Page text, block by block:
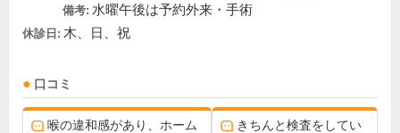
備考: 水曜午後は予約外来・手術
休診日: 木、日、祝
口コミ
喉の違和感があり、ホーム
きちんと検査をしてい